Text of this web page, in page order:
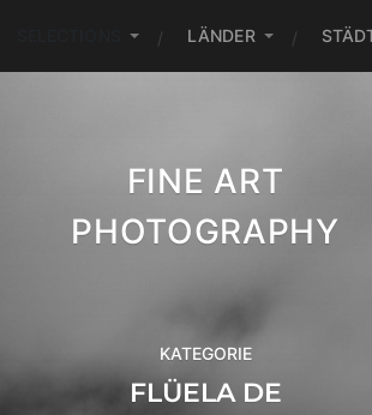
LÄNDER
FINE ART
PHOTOGRAPHY
KATEGORIE
FLÜELA DE